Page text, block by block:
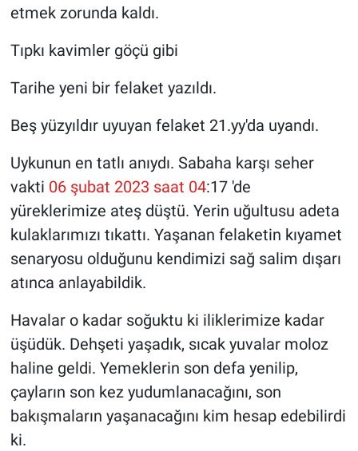
etmek zorunda kaldı.
Tıpkı kavimler göçü gibi
Tarihe yeni bir felaket yazıldı.
Beş yüzyıldır uyuyan felaket 21.yy'da uyandı.
Uykunun en tatlı anıydı. Sabaha karşı seher
vakti 06 şubat 2023 saat 04:17 'de
yüreklerimize ateş düştü. Yerin uğultusu adeta
kulaklarımızı tıkattı. Yaşanan felaketin kıyamet
senaryosu olduğunu kendimizi sağ salim dışarı
atınca anlayabildik.
Havalar o kadar soğuktu ki iliklerimize kadar
üşüdük. Dehşeti yaşadık, sıcak yuvalar moloz
haline geldi. Yemeklerin son defa yenilip,
çayların son kez yudumlanacağını, son
bakışmaların yaşanacağını kim hesap edebilirdi
ki.
Şambayat Haber